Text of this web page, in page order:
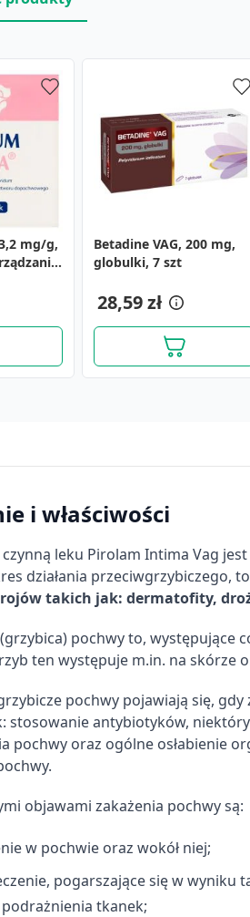
mg/g,
Betadine VAG, 200 mg,
globulki, 7 szt
28,59 zł
i właściwości
leku Pirolam Intima Vag
działania przeciwgrzybiczego,
takich jak: dermatofity,
pochwy to, występujące
ten występuje m.in. na skórze
pochwy pojawiają się,
stosowanie antybiotyków,
pochwy oraz ogólne osłabienie
objawami zakażenia pochwy są:
w pochwie oraz wokół niej;
pogarszające się w wyniku
tkanek;